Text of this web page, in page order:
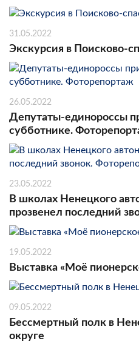
31.05.2022
Экскурсия в Поисково-
26.05.2022
Депутаты-единороссы
субботнике.
23.05.2022
В школах Ненецкого
прозвенел последний
19.05.2022
Выставка «Моё
09.05.2022
Бессмертный полк в
округе